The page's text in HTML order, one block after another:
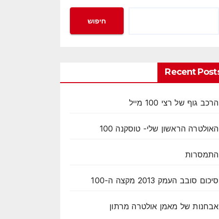
חיפוש
Recent
הרכב גוף של רצי 100 מייל
האולטרה הראשון שלי- טוסקנה 100
התמסרות
סיכום סובב העמק 2013 מקצה ה-100
אבחנות של מאמן אולטרה מרתון